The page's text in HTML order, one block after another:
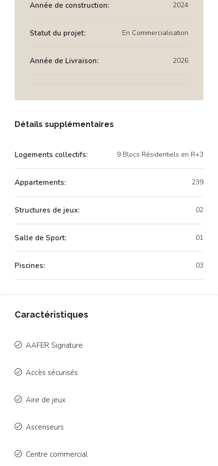
Année de construction: 2024
Statut du projet: En Commercialisation
Année de Livraison: 2026
Détails supplémentaires
Logements collectifs: 9 Blocs Résidentiels en R+3
Appartements: 239
Structures de jeux: 02
Salle de Sport: 01
Piscines: 03
Caractéristiques
AAFER Signature
Accès sécurisés
Aire de jeux
Ascenseurs
Centre commercial